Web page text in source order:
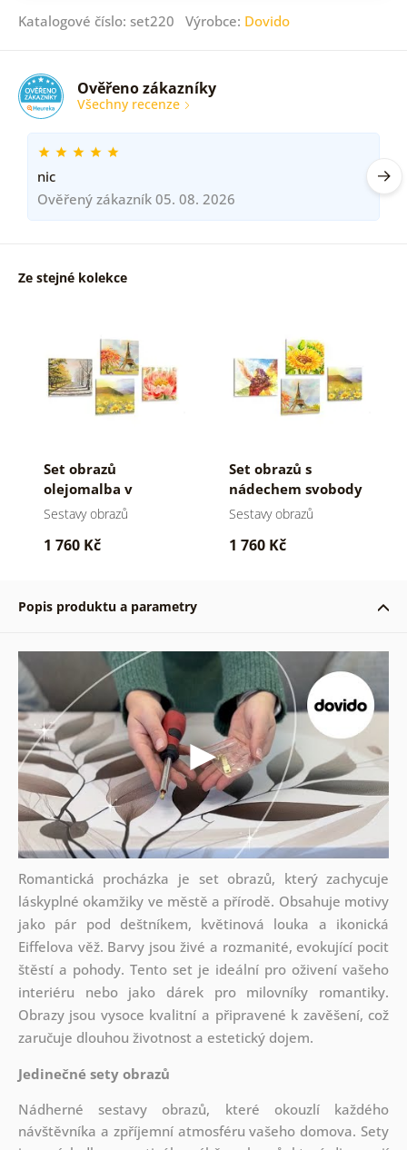
Katalogové číslo: set220 Výrobce: Dovido
Ověřeno zákazníky
Všechny recenze
nic
Ověřený zákazník 05. 08. 2026
Ze stejné kolekce
Set obrazů
olejomalba v
romantickém
Sestavy obrazů
1 760 Kč
Set obrazů s
nádechem svobody
Sestavy obrazů
1 760 Kč
Popis produktu a parametry
Romantická procházka je set obrazů, který zachycuje
láskyplné okamžiky ve městě a přírodě. Obsahuje motivy
jako pár pod deštníkem, květinová louka a ikonická
Eiffelova věž. Barvy jsou živé a rozmanité, evokující pocit
štěstí a pohody. Tento set je ideální pro oživení vašeho
interiéru nebo jako dárek pro milovníky romantiky.
Obrazy jsou vysoce kvalitní a připravené k zavěšení, což
zaručuje dlouhou životnost a estetický dojem.
Jedinečné sety obrazů
Nádherné sestavy obrazů, které okouzlí každého
návštěvníka a zpříjemní atmosféru vašeho domova. Sety